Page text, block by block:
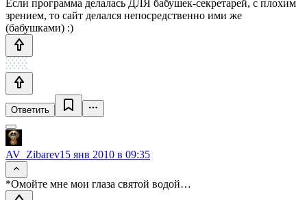
Если программа делалась ДЛЯ бабушек-секретарей, с плохим
зрением, то сайт делался непосредственно ими же
(бабушками) :)
Ответить
AV_Zibarev15 янв 2010 в 09:35
*Омойте мне мои глаза святой водой…